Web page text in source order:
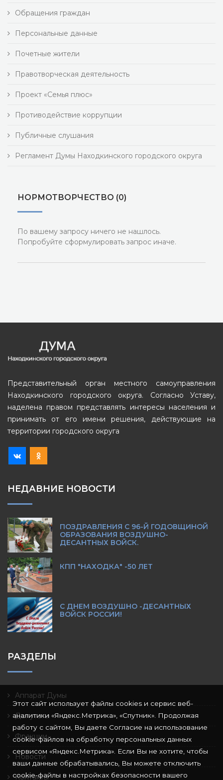
Обращения граждан
Персональные данные
Почетные жители
Правотворческая деятельность
Проект «Семья плюс»
Противодействие коррупции
Публичные слушания
Регламент Думы Находкинского городского округа
НОРМОТВОРЧЕСТВО (0)
По вашему запросу ничего не нашлось.
Попробуйте сформулировать запрос иначе.
Представительный орган местного самоуправления
Находкинского городского округа. Согласно Уставу,
наделена правом представлять интересы населения и
принимать от его имени решения, действующие на
территории городского округа
НЕДАВНИЕ НОВОСТИ
ПОЗДРАВЛЕНИЯ С 96-Й ГОДОВЩИНОЙ
ОБРАЗОВАНИЯ ВОЗДУШНО-
ДЕСАНТНЫХ ВОЙСК.
КПП "НАХОДКА" -50 ЛЕТ
С ДНЕМ ВОЗДУШНО -ДЕСАНТНЫХ
ВОЙСК РОССИИ!
РАЗДЕЛЫ
Аппарат Думы
Депутаты
Фракции
Новости
Контакты
Этот сайт использует файлы cookies и сервис веб-
аналитики «Яндекс.Метрика», «Спутник». Продолжая
работу с сайтом, Вы даете Согласие на использование
cookie-файлов на обработку персональных данных
сервисом «Яндекс.Метрика». Если Вы не хотите, чтобы
ваши данные обрабатывались, Вы можете отключить
cookie-файлы в настройках безопасности вашего